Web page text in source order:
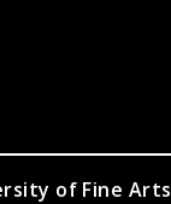
of Fine Arts